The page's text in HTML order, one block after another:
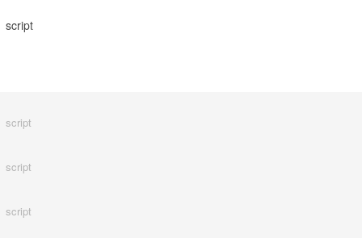
script
script
script
script